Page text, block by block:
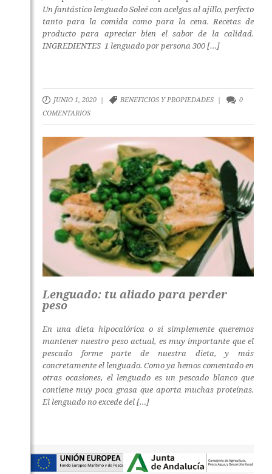
Un fantástico lenguado Soleé con acelgas al ajillo, perfecto
tanto para la comida como para la cena. Recetas de
producto para apreciar bien el sabor de la calidad.
INGREDIENTES 1 lenguado por persona 300 […]
JUNIO 1, 2020 | BENEFICIOS Y PROPIEDADES |
0
COMENTARIOS
Lenguado: tu aliado para perder
peso
En una dieta hipocalórica o si simplemente queremos
mantener nuestro peso actual, es muy importante que el
pescado forme parte de nuestra dieta, y más
concretamente el lenguado. Como ya hemos comentado en
otras ocasiones, el lenguado es un pescado blanco que
contiene muy poca grasa que aporta muchas proteínas.
El lenguado no excede del […]